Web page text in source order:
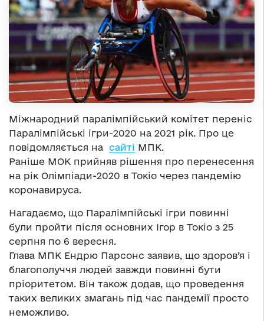
Міжнародний паралімпійський комітет переніс
Паралімпійські ігри-2020 на 2021 рік. Про це
повідомляється на сайті МПК.
Раніше МОК прийняв рішення про перенесення
на рік Олімпіади-2020 в Токіо через пандемію
коронавируса.
Нагадаємо, що Паралімпійські ігри повинні
були пройти після основних Ігор в Токіо з 25
серпня по 6 вересня.
Глава МПК Ендрю Парсонс заявив, що здоров’я і
благополуччя людей завжди повинні бути
пріоритетом. Він також додав, що проведення
таких великих змагань під час пандемії просто
неможливо.